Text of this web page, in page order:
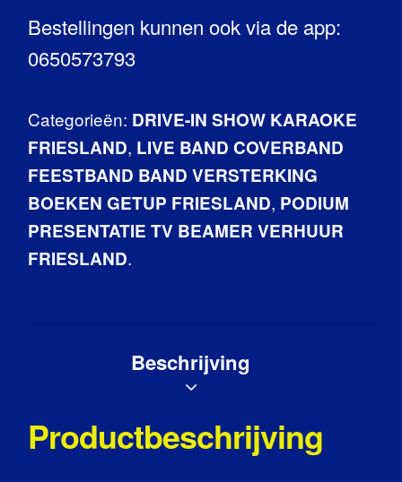
Bestellingen kunnen ook via de app:
0650573793
Categorieën: DRIVE-IN SHOW KARAOKE
FRIESLAND, LIVE BAND COVERBAND
FEESTBAND BAND VERSTERKING
BOEKEN GETUP FRIESLAND, PODIUM
PRESENTATIE TV BEAMER VERHUUR
FRIESLAND.
Beschrijving
Productbeschrijving